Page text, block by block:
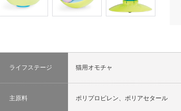
ライフステージ 猫用オモチャ
主原料 ポリプロピレン、ポリアセタール